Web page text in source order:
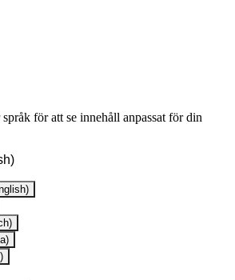
för att se innehåll anpassat för din